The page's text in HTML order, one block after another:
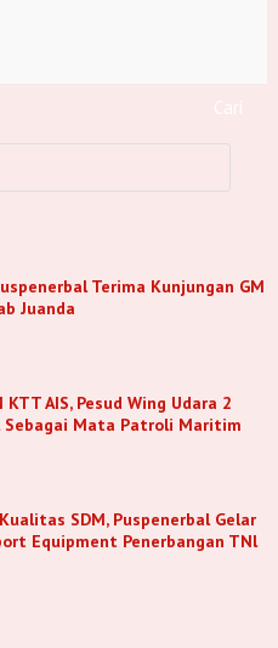
Terima Kunjungan GM
Juanda
AIS, Pesud Wing Udara 2
Sebagai Mata Patroli Maritim
SDM, Puspenerbal Gelar
Equipment Penerbangan TNl